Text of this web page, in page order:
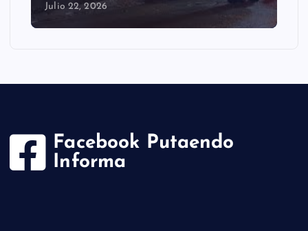
Julio 22, 2026
Facebook Putaendo
Informa